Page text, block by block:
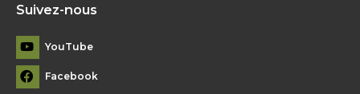
Suivez-nous
YouTube
Facebook